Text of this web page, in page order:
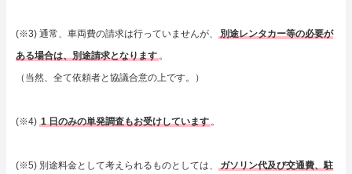
(※3) 通常、車両費の請求は行っていませんが、
別途レンタカー等の必要が
ある場合は、別途請求となります 。
（当然、全て依頼者と協議合意の上です。）
(※4) 1 日のみの単発調査もお受けしています 。
(※5) 別途料金として考えられるものとしては、
ガソリン代及び交通費、駐